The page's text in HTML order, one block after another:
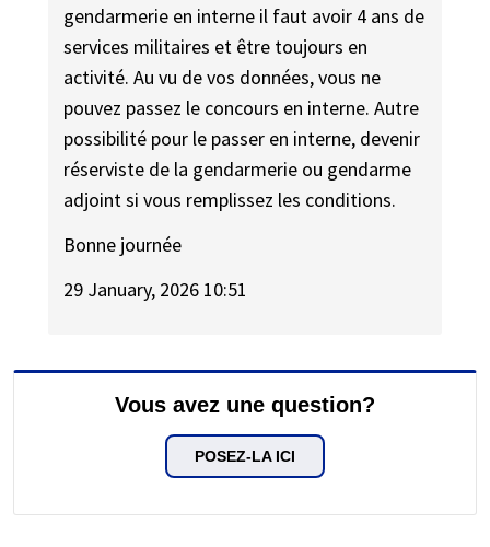
gendarmerie en interne il faut avoir 4 ans de
services militaires et être toujours en
activité. Au vu de vos données, vous ne
pouvez passez le concours en interne. Autre
possibilité pour le passer en interne, devenir
réserviste de la gendarmerie ou gendarme
adjoint si vous remplissez les conditions.
Bonne journée
29 January, 2026 10:51
Vous avez une question?
POSEZ-LA ICI